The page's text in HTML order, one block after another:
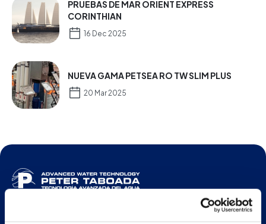
PRUEBAS DE MAR ORIENT EXPRESS
CORINTHIAN
16 Dec 2025
NUEVA GAMA PETSEA RO TW SLIM PLUS
20 Mar 2025